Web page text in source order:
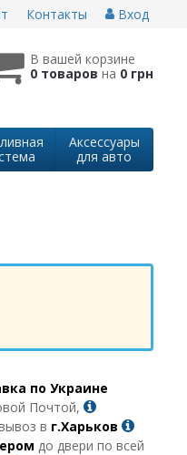
Контакты Вход
В вашей корзине
0 товаровна 0 грн
Аксессуары
для авто
по Украине
Почтой,
в г.Харьков
до двери по всей